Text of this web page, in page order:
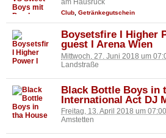
am Hausruck
Club Getränkegutschein
Boysetsfire I Higher
guest I Arena Wien
Mittwoch, 27. Juni 2018 um
Landstraße
Black Bottle Boys in
International Act DJ
Freitag, 13. April 2018 um 07:00
Amstetten